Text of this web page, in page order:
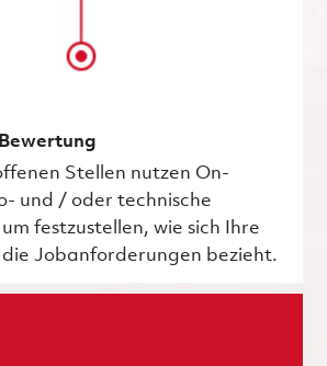
Stellen nutzen On-
und / oder technische
festzustellen, wie sich Ihre
Jobanforderungen bezieht.